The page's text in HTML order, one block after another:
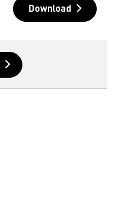
Download